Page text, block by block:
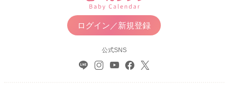
ログイン／新規登録
公式SNS